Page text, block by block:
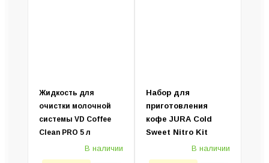
Жидкость для
очистки молочной
системы VD Coffee
Clean PRO 5 л
В наличии
Набор для
приготовления
кофе JURA Cold
Sweet Nitro Kit
В наличии